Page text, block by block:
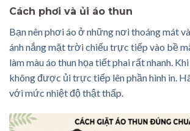
Cách phơi và ủi áo thun
Bạn nên phơi áo ở những nơi thoáng mát
ánh nắng mặt trời chiếu trực tiếp vào bề
làm màu áo thun họa tiết phai rất nhanh.
không được ủi trực tiếp lên phần hình in.
với mức nhiệt độ thật thấp.